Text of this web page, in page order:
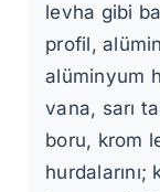
levha gibi
profil,
alüminyum
vana, sarı
boru, krom